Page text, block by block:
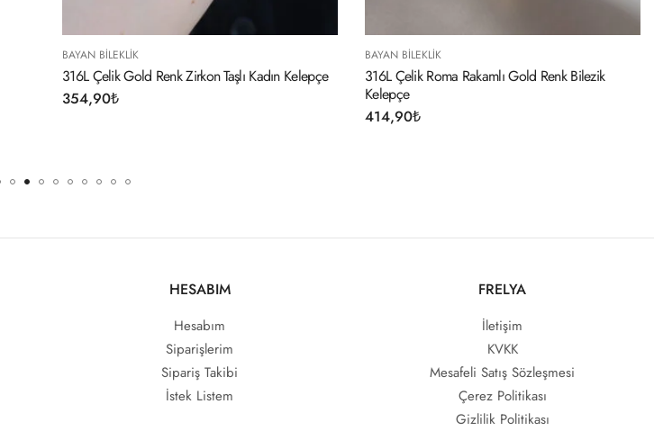
BAYAN BILEKLIK
316L Çelik Gold Renk Zirkon Taşlı Kadın Kelepçe
354,90₺
BAYAN BILEKLIK
316L Çelik Roma Rakamlı Gold Renk Bilezik
Kelepçe
414,90₺
HESABIM
Hesabım
Siparişlerim
Sipariş Takibi
İstek Listem
FRELYA
İletişim
KVKK
Mesafeli Satış Sözleşmesi
Çerez Politikası
Gizlilik Politikası